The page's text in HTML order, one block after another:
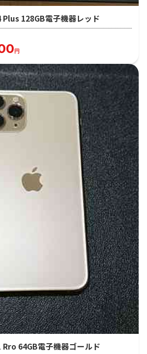
128GB電子機器レッド
円
64GB電子機器ゴールド